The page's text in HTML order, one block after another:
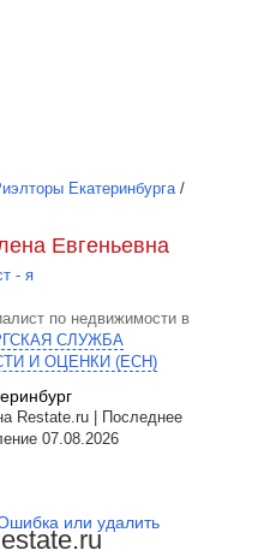
Екатеринбурга /
Евгеньевна
- я
по недвижимости в
СЛУЖБА
И ОЦЕНКИ (ЕСН)
Restate.ru | Последнее
07.08.2026
или удалить